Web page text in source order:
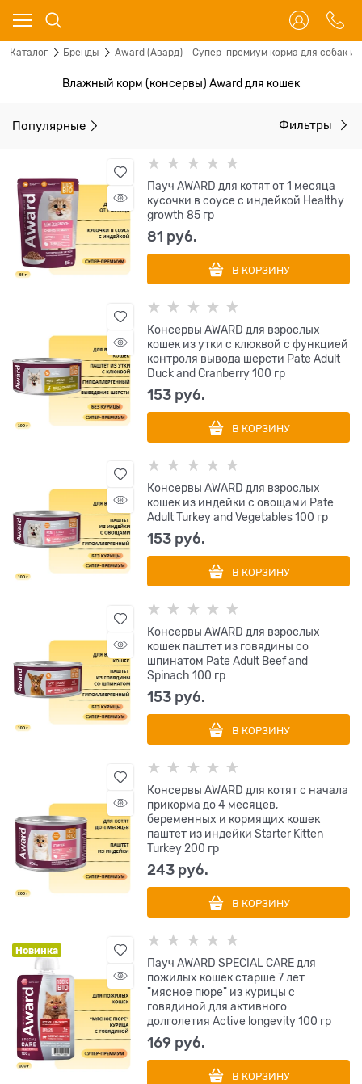
Каталог Бренды Award (Авард) - Супер-премиум корма для собак и
Влажный корм (консервы) Award для кошек
Популярные Фильтры
Пауч AWARD для котят от 1 месяца
кусочки в соусе с индейкой Healthy
growth 85 гр
81 руб.
В КОРЗИНУ
Консервы AWARD для взрослых
кошек из утки с клюквой с функцией
контроля вывода шерсти Pate Adult
Duck and Cranberry 100 гр
153 руб.
В КОРЗИНУ
Консервы AWARD для взрослых
кошек из индейки с овощами Pate
Adult Turkey and Vegetables 100 гр
153 руб.
В КОРЗИНУ
Консервы AWARD для взрослых
кошек паштет из говядины со
шпинатом Pate Adult Beef and
Spinach 100 гр
153 руб.
В КОРЗИНУ
Консервы AWARD для котят с начала
прикорма до 4 месяцев,
беременных и кормящих кошек
паштет из индейки Starter Kitten
Turkey 200 гр
243 руб.
В КОРЗИНУ
Новинка
Пауч AWARD SPECIAL CARE для
пожилых кошек старше 7 лет
"мясное пюре" из курицы с
говядиной для активного
долголетия Active longevity 100 гр
169 руб.
В КОРЗИНУ